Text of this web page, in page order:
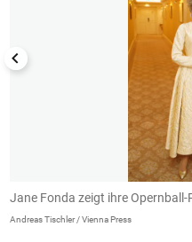
Jane Fonda zeigt ihre Opernball-
Andreas Tischler / Vienna Press